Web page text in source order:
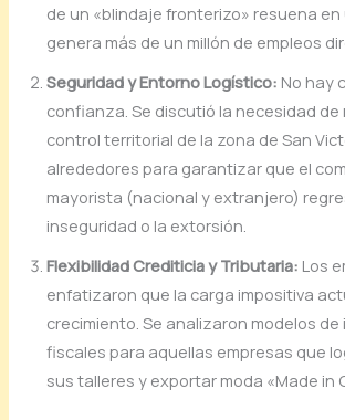
de un «blindaje fronterizo» resuena
genera más de un millón de empleos
Seguridad y Entorno Logístico: No hay
confianza. Se discutió la necesidad de
control territorial de la zona de San
alrededores para garantizar que el
mayorista (nacional y extranjero)
inseguridad o la extorsión.
Flexibilidad Crediticia y Tributaria: Los
enfatizaron que la carga impositiva
crecimiento. Se analizaron modelos
fiscales para aquellas empresas que
sus talleres y exportar moda «Made in